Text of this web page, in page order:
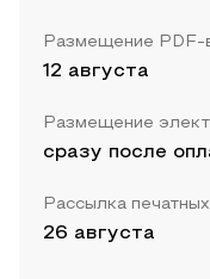
Размещение PDF-
12 августа
Размещение
сразу после
Рассылка
26 августа